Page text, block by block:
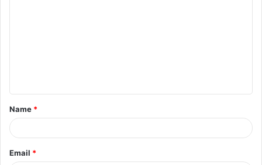
t
*
Name *
Email *